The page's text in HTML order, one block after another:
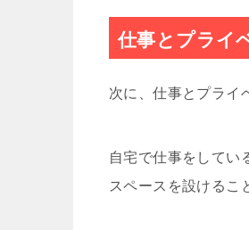
仕事とプライ
次に、仕事とプライ
自宅で仕事をしてい
スペースを設けるこ